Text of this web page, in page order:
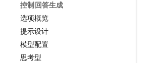
控制回答生成
选项概览
提示设计
模型配置
思考型